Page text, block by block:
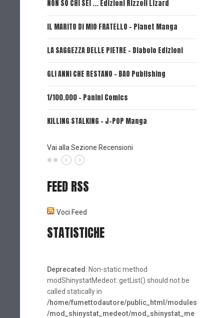
NON SO CHI SEI ... Edizioni Rizzoli Lizard
IL MARITO DI MIO FRATELLO - Planet Manga
LA SAGGEZZA DELLE PIETRE - Diabolo Edizioni
GLI ANNI CHE RESTANO - BAO Publishing
1/100.000 - Panini Comics
KILLING STALKING - J-POP Manga
Vai alla Sezione Recensioni
FEED RSS
Voci Feed
STATISTICHE
Deprecated : Non-static method
modShinystatMedeot::getList() should not be
called statically in
/home/fumettodautore/public_html/modules
/mod_shinystat_medeot/mod_shinystat_me